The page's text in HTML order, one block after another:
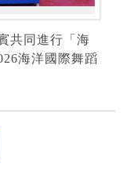
共同進行「海
海洋國際舞蹈